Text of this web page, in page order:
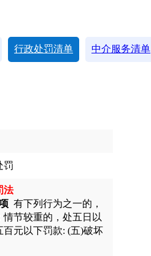
行政处罚清单 中介服务清单
罚
法
有下列行为之一的，
节较重的，处五日以
百元以下罚款: (五)破坏